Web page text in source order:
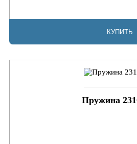
КУПИТЬ
Пружина